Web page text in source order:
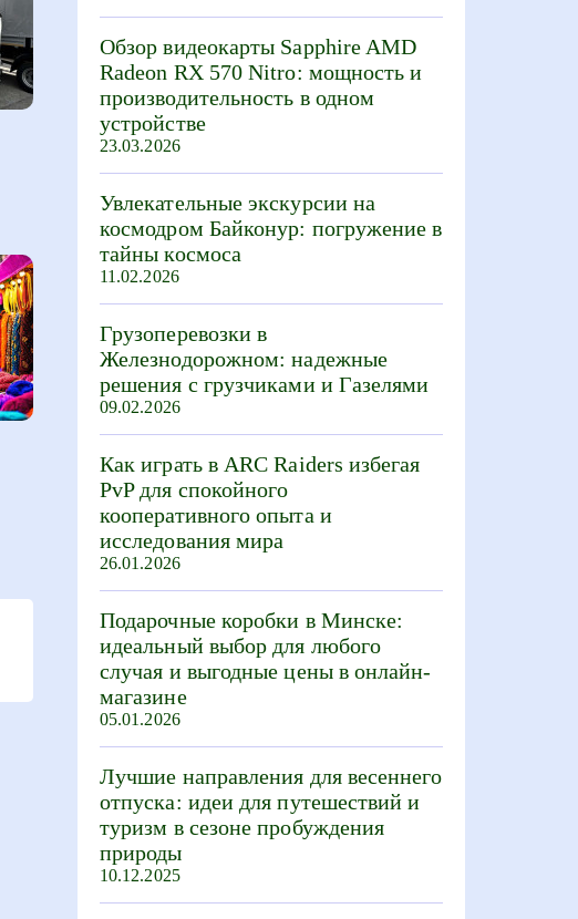
Обзор видеокарты Sapphire AMD
Radeon RX 570 Nitro: мощность и
производительность в одном
устройстве
23.03.2026
Увлекательные экскурсии на
космодром Байконур: погружение в
тайны космоса
11.02.2026
Грузоперевозки в
Железнодорожном: надежные
решения с грузчиками и Газелями
09.02.2026
Как играть в ARC Raiders избегая
PvP для спокойного
кооперативного опыта и
исследования мира
26.01.2026
Подарочные коробки в Минске:
идеальный выбор для любого
случая и выгодные цены в онлайн-
магазине
05.01.2026
Лучшие направления для весеннего
отпуска: идеи для путешествий и
туризм в сезоне пробуждения
природы
10.12.2025